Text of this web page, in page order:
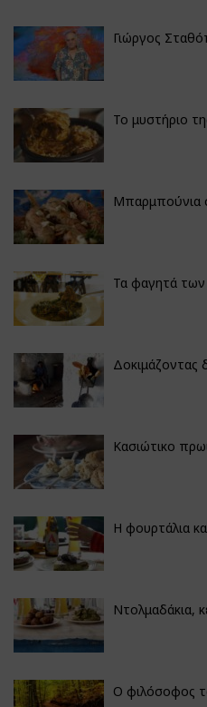
Γιώργος
Το μυστήριο
Μπαρμπούνια
Τα φαγητά
Δοκιμάζοντας
Κασιώτικο
Η φουρτάλια
Ντολμαδάκια,
Ο φιλόσοφος